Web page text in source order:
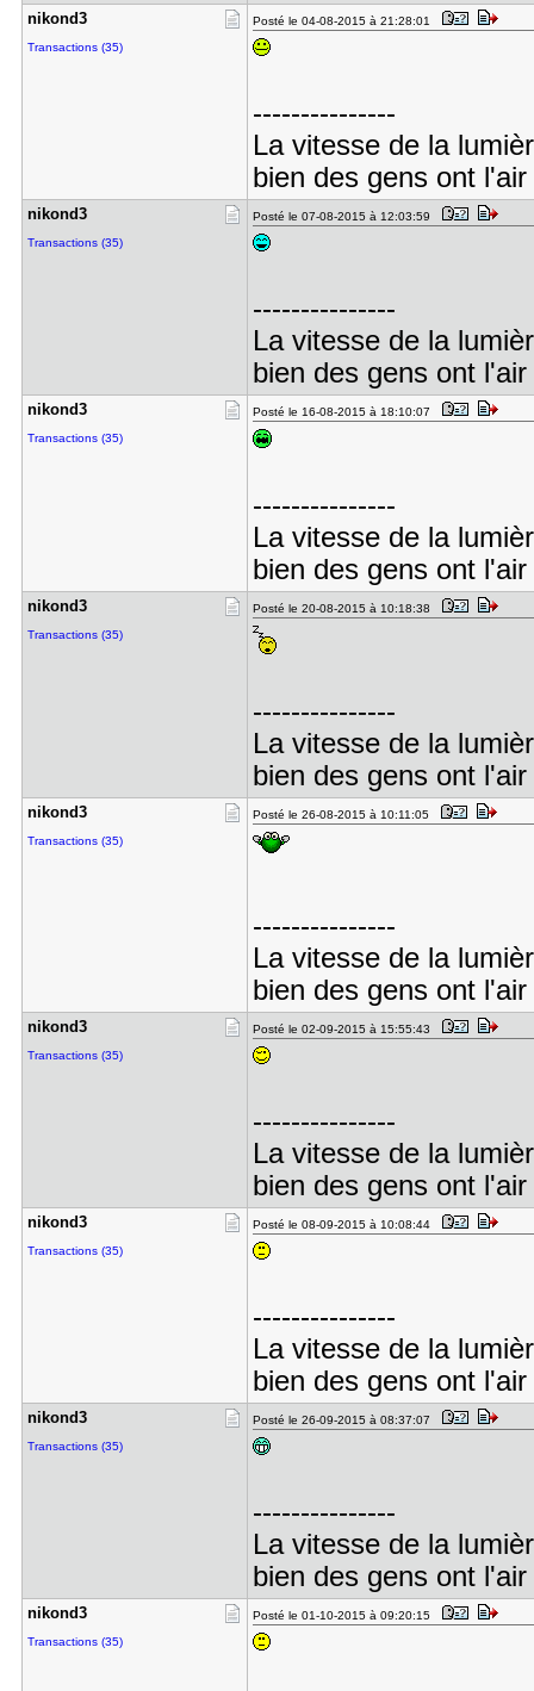
nikond3
Transactions (35)
Posté le 04-08-2015 à 21:28:01
---------------
La vitesse de la
bien des gens ont
nikond3
Transactions (35)
Posté le 07-08-2015 à 12:03:59
---------------
La vitesse de la
bien des gens ont
nikond3
Transactions (35)
Posté le 16-08-2015 à 18:10:07
---------------
La vitesse de la
bien des gens ont
nikond3
Transactions (35)
Posté le 20-08-2015 à 10:18:38
---------------
La vitesse de la
bien des gens ont
nikond3
Transactions (35)
Posté le 26-08-2015 à 10:11:05
---------------
La vitesse de la
bien des gens ont
nikond3
Transactions (35)
Posté le 02-09-2015 à 15:55:43
---------------
La vitesse de la
bien des gens ont
nikond3
Transactions (35)
Posté le 08-09-2015 à 10:08:44
---------------
La vitesse de la
bien des gens ont
nikond3
Transactions (35)
Posté le 26-09-2015 à 08:37:07
---------------
La vitesse de la
bien des gens ont
nikond3
Transactions (35)
Posté le 01-10-2015 à 09:20:15